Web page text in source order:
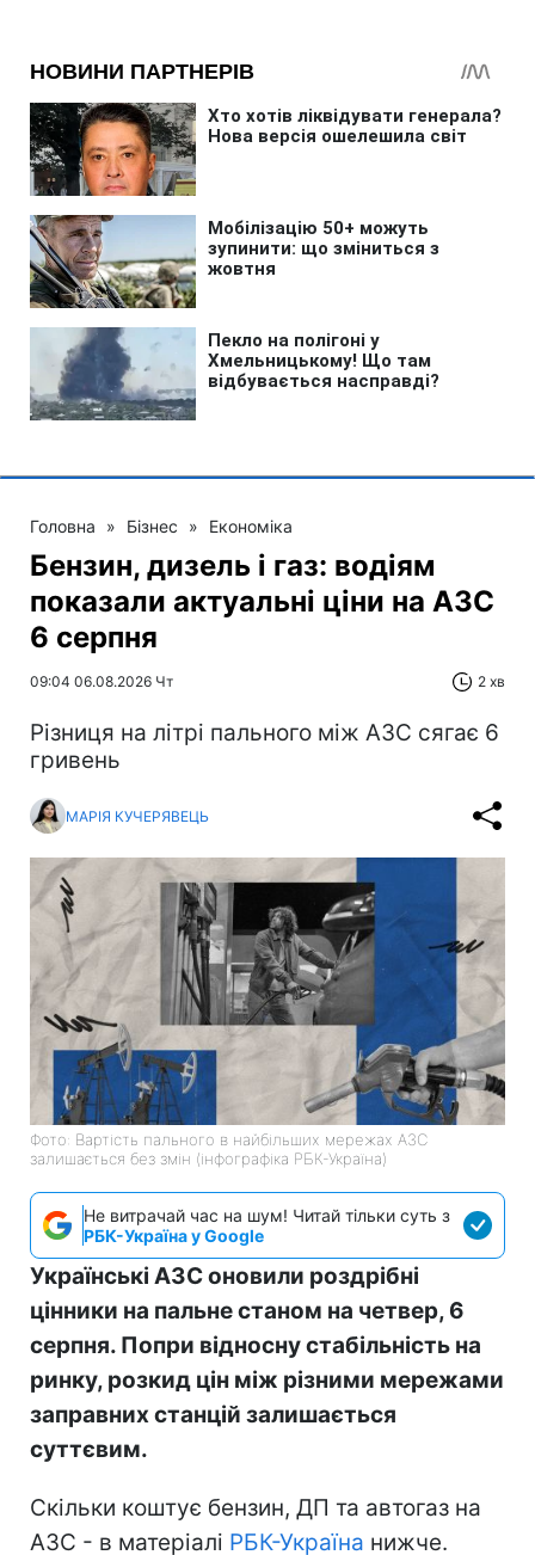
Головна » Бізнес » Економіка
Бензин, дизель і газ: водіям
показали актуальні ціни на АЗС
6 серпня
09:04 06.08.2026 Чт 2 хв
Різниця на літрі пального між АЗС сягає 6
гривень
МАРІЯ КУЧЕРЯВЕЦЬ
Фото: Вартість пального в найбільших мережах АЗС
залишається без змін (інфографіка РБК-Україна)
Не витрачай час на шум! Читай тільки суть з
РБК-Україна у Google
Українські АЗС оновили роздрібні
цінники на пальне станом на четвер, 6
серпня. Попри відносну стабільність на
ринку, розкид цін між різними мережами
заправних станцій залишається
суттєвим.
Скільки коштує бензин, ДП та автогаз на
АЗС - в матеріалі РБК-Україна нижче.